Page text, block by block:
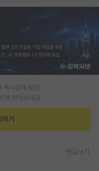
게시글에 달린
게 받아보세요
기
댓글쓰기